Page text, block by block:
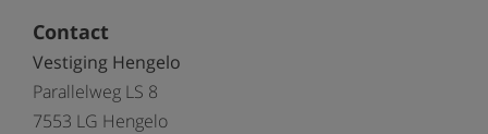
Contact
Vestiging Hengelo
Parallelweg LS 8
7553 LG Hengelo